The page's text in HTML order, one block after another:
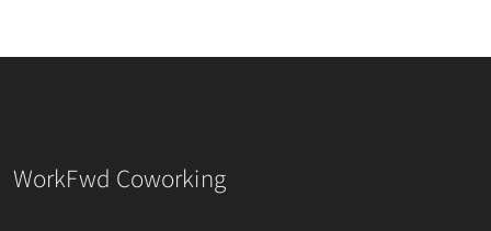
WorkFwd Coworking